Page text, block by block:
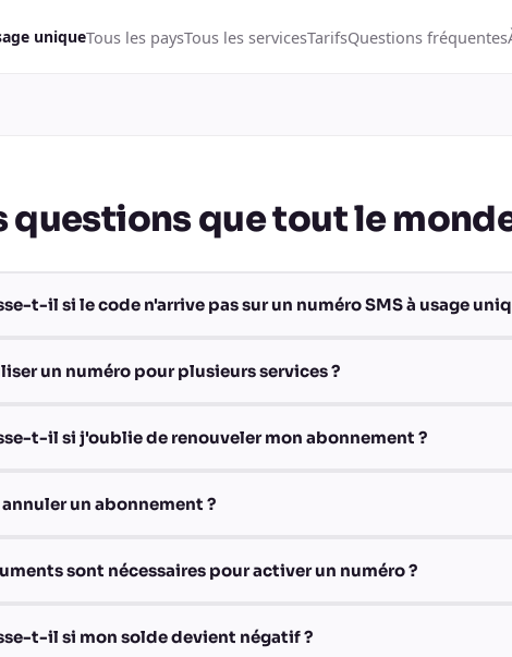
uniqueTous les paysTous les servicesTarifsQuestions fréquentes
questions que tout le
t-il si le code n'arrive pas sur un numéro SMS à usage
un numéro pour plusieurs services ?
t-il si j'oublie de renouveler mon abonnement ?
un abonnement ?
sont nécessaires pour activer un numéro ?
t-il si mon solde devient négatif ?